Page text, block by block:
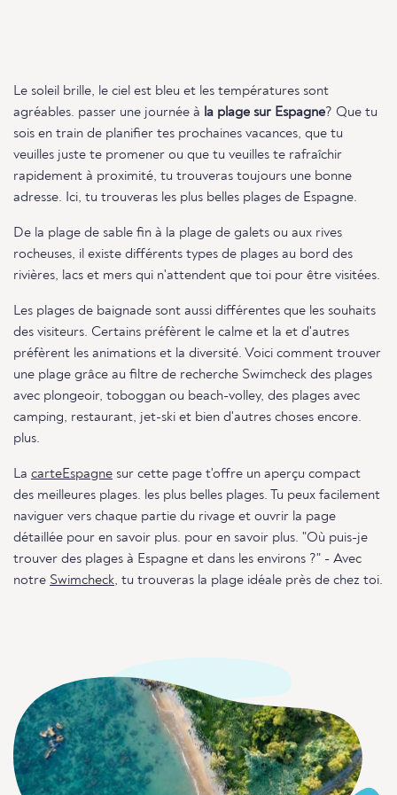
Le soleil brille, le ciel est bleu et les températures sont
agréables. passer une journée à la plage sur Espagne? Que tu
sois en train de planifier tes prochaines vacances, que tu
veuilles juste te promener ou que tu veuilles te rafraîchir
rapidement à proximité, tu trouveras toujours une bonne
adresse. Ici, tu trouveras les plus belles plages de Espagne.
De la plage de sable fin à la plage de galets ou aux rives
rocheuses, il existe différents types de plages au bord des
rivières, lacs et mers qui n'attendent que toi pour être visitées.
Les plages de baignade sont aussi différentes que les souhaits
des visiteurs. Certains préfèrent le calme et la et d'autres
préfèrent les animations et la diversité. Voici comment trouver
une plage grâce au filtre de recherche Swimcheck des plages
avec plongeoir, toboggan ou beach-volley, des plages avec
camping, restaurant, jet-ski et bien d'autres choses encore.
plus.
La carteEspagne sur cette page t'offre un aperçu compact
des meilleures plages. les plus belles plages. Tu peux facilement
naviguer vers chaque partie du rivage et ouvrir la page
détaillée pour en savoir plus. pour en savoir plus. "Où puis-je
trouver des plages à Espagne et dans les environs ?" - Avec
notre Swimcheck, tu trouveras la plage idéale près de chez toi.